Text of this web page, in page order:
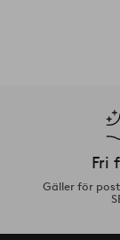
Fri
Gäller för